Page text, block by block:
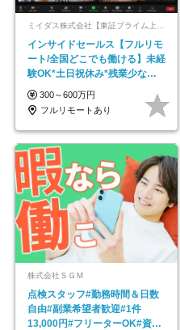
ミイダス株式会社【東証プライム上場パーソルグループ】
インサイドセールス【フルリモ
ート/全国どこでも働ける】未経
験OK*土日祝休み*残業少なめ*
在宅勤務手当あり
300～600万円
フルリモートあり
株式会社ＳＧＭ
点検スタッフ#勤務時間＆日数
自由#副業希望者歓迎#1件
13,000円#フリーターOK#資格